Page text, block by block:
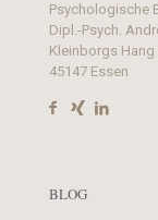
Psychologische
Dipl.-Psych.
Kleinborgs Hang
45147 Essen
BLOG